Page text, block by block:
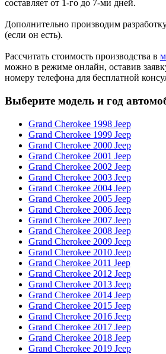
составляет от 1-го до 7-ми дней.
Дополнительно производим
(если он есть).
Рассчитать стоимость производства в
можно в режиме онлайн, оставив
номеру телефона для бесплатной
Выберите модель и год
Grand Cherokee 1998 Jeep
Grand Cherokee 1999 Jeep
Grand Cherokee 2000 Jeep
Grand Cherokee 2001 Jeep
Grand Cherokee 2002 Jeep
Grand Cherokee 2003 Jeep
Grand Cherokee 2004 Jeep
Grand Cherokee 2005 Jeep
Grand Cherokee 2006 Jeep
Grand Cherokee 2007 Jeep
Grand Cherokee 2008 Jeep
Grand Cherokee 2009 Jeep
Grand Cherokee 2010 Jeep
Grand Cherokee 2011 Jeep
Grand Cherokee 2012 Jeep
Grand Cherokee 2013 Jeep
Grand Cherokee 2014 Jeep
Grand Cherokee 2015 Jeep
Grand Cherokee 2016 Jeep
Grand Cherokee 2017 Jeep
Grand Cherokee 2018 Jeep
Grand Cherokee 2019 Jeep